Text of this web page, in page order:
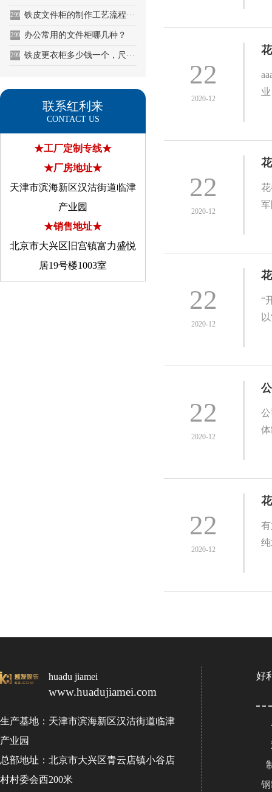
2990 铁皮文件柜的制作工艺流程···
2991 办公常用的文件柜哪几种？
2992 铁皮更衣柜多少钱一个，尺···
联系红利来
CONTACT US
★工厂定制专线★
★厂房地址★
天津市滨海新区汉沽街道临津
产业园
★销售地址★
北京市大兴区旧宫镇富力盛悦
居19号楼1003室
22
2020-12
22
2020-12
22
2020-12
“
22
2020-12
22
2020-12
huadu jiamei
www.huadujiamei.com
生产基地：天津市滨海新区汉沽街道临津
产业园
总部地址：北京市大兴区青云店镇小谷店
村村委会西200米
好